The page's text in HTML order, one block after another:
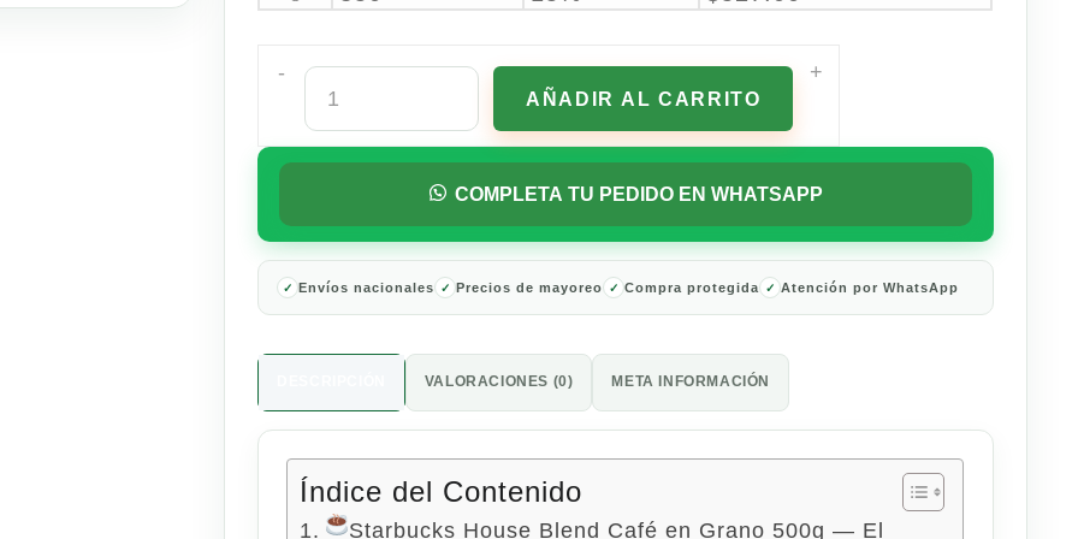
-
Starbucks
House
Blend
Café
1.13
Kg
cantidad
AÑADIR AL CARRITO
+
COMPLETA TU PEDIDO EN WHATSAPP
Envíos nacionales Precios de mayoreo Compra protegida Atención por WhatsApp
VALORACIONES (0) META INFORMACIÓN
Índice del Contenido
Starbucks House Blend Café en Grano 500g — El